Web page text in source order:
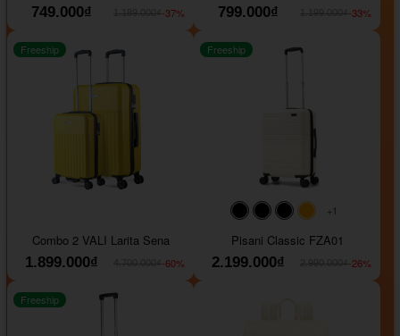
749.000₫
-37%
799.000₫
-33%
Freeship
Combo 2 VALI Larita Sena
1.899.000₫
-60%
#000000#000000
#000000
#ffa500
+1
Freeship
Pisani Classic FZA01
2.199.000₫
-26%
Freeship